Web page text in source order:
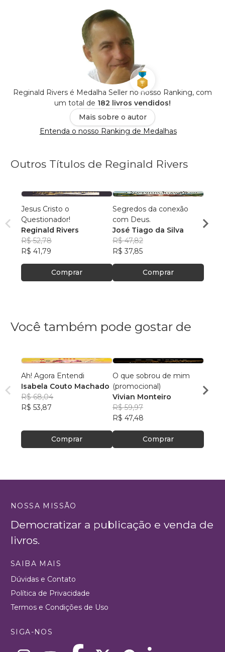
Reginald Rivers é Medalha Seller no nosso Ranking, com
um total de 182 livros vendidos!
Mais sobre o autor
Entenda o nosso Ranking de Medalhas
Outros Títulos de Reginald Rivers
Jesus Cristo o
Questionador!
Reginald Rivers
R$ 52,78
R$ 41,79
Comprar
Segredos da conexão
com Deus.
José Tiago da Silva
R$ 47,82
R$ 37,85
Comprar
José
R$
Você também pode gostar de
Ah! Agora Entendi
Isabela Couto Machado
R$ 68,04
R$ 53,87
Comprar
O que sobrou de mim
(promocional)
Vivian Monteiro
R$ 59,97
R$ 47,48
Comprar
R$
NOSSA MISSÃO
Democratizar a publicação e venda de
livros.
SAIBA MAIS
Dúvidas e Contato
Política de Privacidade
Termos e Condições de Uso
SIGA-NOS